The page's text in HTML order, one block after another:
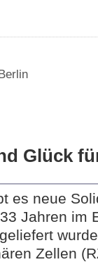
Glück
es neue
Jahren im
Zellen